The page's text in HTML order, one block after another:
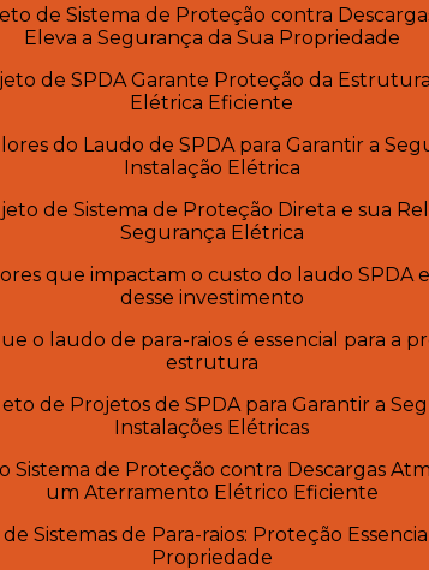
de Sistema de Proteção contra
Eleva a Segurança da Sua Propriedade
de SPDA Garante Proteção da
Elétrica Eficiente
do Laudo de SPDA para Garantir a
Instalação Elétrica
de Sistema de Proteção Direta e sua
Segurança Elétrica
que impactam o custo do laudo SPDA
desse investimento
o laudo de para-raios é essencial para a
estrutura
de Projetos de SPDA para Garantir a
Instalações Elétricas
Sistema de Proteção contra Descargas
um Aterramento Elétrico Eficiente
Sistemas de Para-raios: Proteção
Propriedade